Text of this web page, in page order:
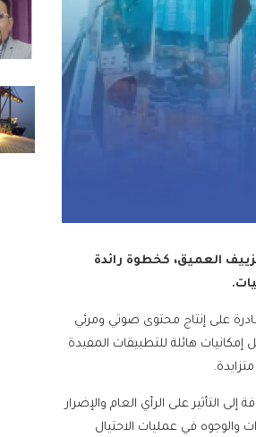
العميق، كخطوة رائدة
قادرة على إنتاج محتوى صوتي ومرئي
هائلة للتطبيقات المفيدة
التأثير على الرأي العام والإضرار
في عمليات الاحتيال